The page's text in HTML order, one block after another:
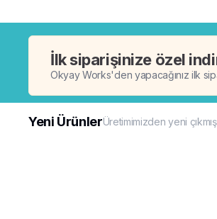
İlk siparişinize özel
Okyay Works'den yapacağınız ilk
Yeni ÜrünlerÜretimimizden yeni